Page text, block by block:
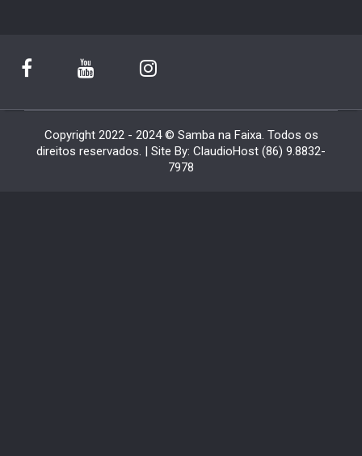
Copyright 2022 - 2024 © Samba na Faixa. Todos os
direitos reservados. | Site By: ClaudioHost (86) 9.8832-
7978